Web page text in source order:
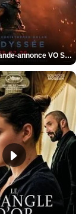
L'Odyssée Bande-annonce VO STFR